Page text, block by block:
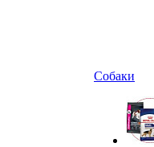
Собаки